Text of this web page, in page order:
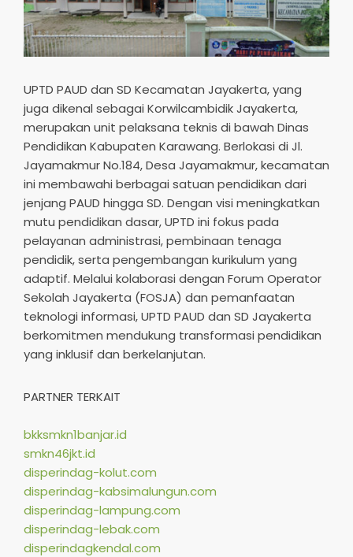
UPTD PAUD dan SD Kecamatan Jayakerta, yang
juga dikenal sebagai Korwilcambidik Jayakerta,
merupakan unit pelaksana teknis di bawah Dinas
Pendidikan Kabupaten Karawang. Berlokasi di Jl.
Jayamakmur No.184, Desa Jayamakmur, kecamatan
ini membawahi berbagai satuan pendidikan dari
jenjang PAUD hingga SD. Dengan visi meningkatkan
mutu pendidikan dasar, UPTD ini fokus pada
pelayanan administrasi, pembinaan tenaga
pendidik, serta pengembangan kurikulum yang
adaptif. Melalui kolaborasi dengan Forum Operator
Sekolah Jayakerta (FOSJA) dan pemanfaatan
teknologi informasi, UPTD PAUD dan SD Jayakerta
berkomitmen mendukung transformasi pendidikan
yang inklusif dan berkelanjutan.​
PARTNER TERKAIT
bkksmkn1banjar.id
smkn46jkt.id
disperindag-kolut.com
disperindag-kabsimalungun.com
disperindag-lampung.com
disperindag-lebak.com
disperindagkendal.com